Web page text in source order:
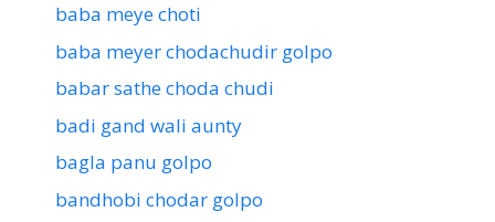
baba meye choti
baba meyer chodachudir golpo
babar sathe choda chudi
badi gand wali aunty
bagla panu golpo
bandhobi chodar golpo